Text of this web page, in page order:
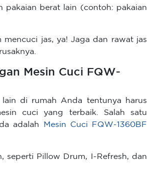
pakaian berat lain (contoh: pakaian
mencuci jas, ya! Jaga dan rawat jas
Mesin Cuci FQW-
di rumah Anda tentunya harus
cuci yang terbaik. Salah satu
adalah
Mesin Cuci FQW-1360BF
seperti Pillow Drum, I-Refresh, dan